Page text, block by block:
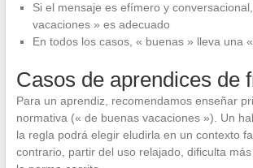
Si el mensaje es efímero y
vacaciones » es adecuado
En todos los casos, « buenas » lleva una
Casos de aprendices de
Para un aprendiz, recomendamos enseñar
normativa (« de buenas vacaciones »). Un
la regla podrá elegir eludirla en un contexto
contrario, partir del uso relajado, dificulta